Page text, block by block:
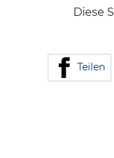
Diese
Teilen